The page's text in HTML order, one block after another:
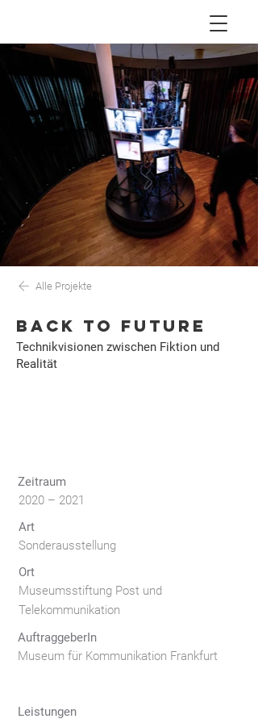
Alle Projekte
BACK TO FUTURE
Technikvisionen zwischen Fiktion und
Realität
Zeitraum
2020 – 2021
Art
Sonderausstellung
Ort
Museumsstiftung Post und
Telekommunikation
AuftraggeberIn
Museum für Kommunikation Frankfurt
Leistungen